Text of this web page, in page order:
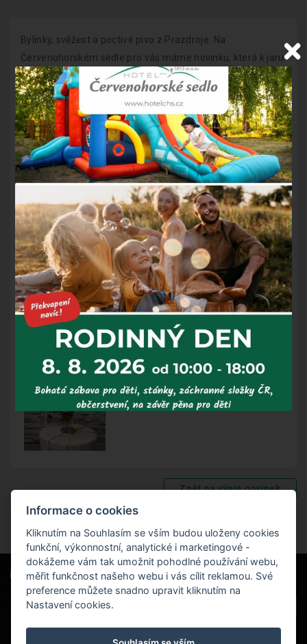
Bylinky, svěžest a poctivé pivo z Prazdroje. Na
Červenohorském sedle pro vás máme novinku, která k jaru
prostě patří – pivní speciál Luční z konceptu Speciály z
Prazdroje.
Tento program od
navazuje na
oblíbenou Volbu sládků a přináší to nejlepší z českého
pivovarnictví – vždy aktuální speciály, které stojí za
ochutnání.
Proč ochutnat právě Luční?
Luční je světlý nefiltrovaný ležák, který perfektně ladí s
jarní atmosférou hor:
• výrazná, plná sladová chuť
• příjemná hořkost
• svěží bylinné a lehce ovocné tóny
• kombinace několika odrůd českého chmele
Výsledkem je pivo, které skvěle doplní jak klasickou českou
kuchyni, tak moderní jídla z naší restaurace.
Přijeďte ochutnat.
Zpět na výpis novinek
Hotel Červenohorské sedlo
Kouty nad Desnou 80, 788 11 Loučná nad
rezervace@hotelchs.cz
Naši partneři
Projekt EU
Informace o cookies
Kliknutím na Souhlasím se vším budou uloženy cookies
funkční, výkonnostní, analytické i marketingové -
dokážeme vám tak umožnit pohodlné používání webu,
měřit funkčnost našeho webu i vás cílit reklamou. Své
preference můžete snadno upravit kliknutím na
Nastavení cookies.